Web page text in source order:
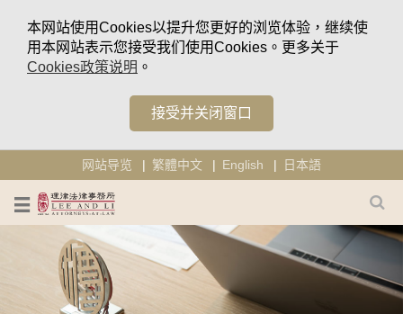
本网站使用Cookies以提升您更好的浏览体验，继续使
用本网站表示您接受我们使用Cookies。更多关于
Cookies政策说明 。
接受并关闭窗口
网站导览 繁體中文 English 日本語